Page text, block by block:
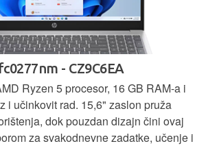
- CZ9C6EA
Ryzen 5 procesor, 16 GB RAM-a i
i učinkovit rad. 15,6" zaslon pruža
dok pouzdan dizajn čini ovaj
za svakodnevne zadatke, učenje i